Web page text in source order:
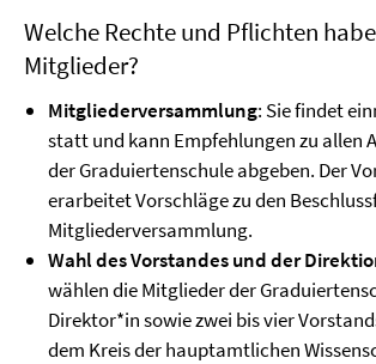
Welche Rechte und Pflichten
Mitglieder?
Mitgliederversammlung: Sie findet
statt und kann Empfehlungen zu allen
der Graduiertenschule abgeben. Der
erarbeitet Vorschläge zu den
Mitgliederversammlung.
Wahl des Vorstandes und der
wählen die Mitglieder der
Direktor*in sowie zwei bis vier
dem Kreis der hauptamtlichen